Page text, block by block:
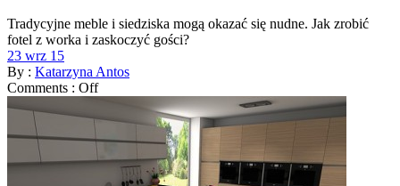
Tradycyjne meble i siedziska mogą okazać się nudne. Jak zrobić
fotel z worka i zaskoczyć gości?
23 wrz 15
By : Katarzyna Antos
Comments : Off